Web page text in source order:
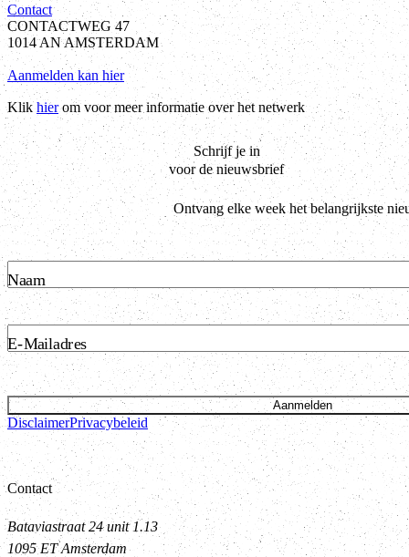
Contact
CONTACTWEG 47
1014 AN AMSTERDAM
Aanmelden kan hier
Klikhierom voor meer informatie over het netwerk
Schrijf je in
voor de nieuwsbrief
Ontvang elke week het belangrijkste
Naam
E-Mailadres
Aanmelden
DisclaimerPrivacybeleid
Contact
Bataviastraat 24 unit 1.13
1095 ET Amsterdam